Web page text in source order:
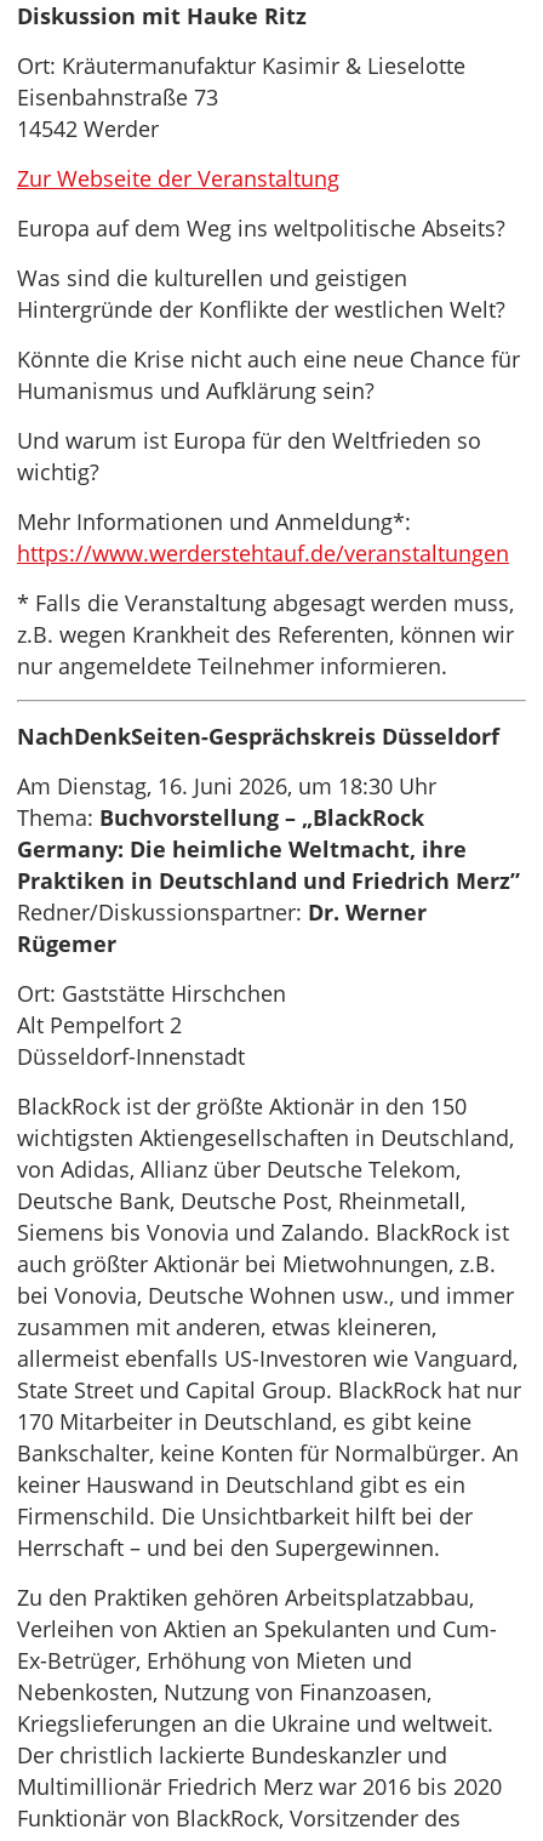
Diskussion mit Hauke Ritz
Ort: Kräutermanufaktur Kasimir & Lieselotte
Eisenbahnstraße 73
14542 Werder
Zur Webseite der Veranstaltung
Europa auf dem Weg ins weltpolitische Abseits?
Was sind die kulturellen und geistigen
Hintergründe der Konflikte der westlichen Welt?
Könnte die Krise nicht auch eine neue Chance für
Humanismus und Aufklärung sein?
Und warum ist Europa für den Weltfrieden so
wichtig?
Mehr Informationen und Anmeldung*:
https://www.werderstehtauf.de/veranstaltungen
* Falls die Veranstaltung abgesagt werden muss,
z.B. wegen Krankheit des Referenten, können wir
nur angemeldete Teilnehmer informieren.
NachDenkSeiten-Gesprächskreis Düsseldorf
Am Dienstag, 16. Juni 2026, um 18:30 Uhr
Thema: Buchvorstellung – „BlackRock
Germany: Die heimliche Weltmacht, ihre
Praktiken in Deutschland und Friedrich Merz”
Redner/Diskussionspartner: Dr. Werner
Rügemer
Ort: Gaststätte Hirschchen
Alt Pempelfort 2
Düsseldorf-Innenstadt
BlackRock ist der größte Aktionär in den 150
wichtigsten Aktiengesellschaften in Deutschland,
von Adidas, Allianz über Deutsche Telekom,
Deutsche Bank, Deutsche Post, Rheinmetall,
Siemens bis Vonovia und Zalando. BlackRock ist
auch größter Aktionär bei Mietwohnungen, z.B.
bei Vonovia, Deutsche Wohnen usw., und immer
zusammen mit anderen, etwas kleineren,
allermeist ebenfalls US-Investoren wie Vanguard,
State Street und Capital Group. BlackRock hat nur
170 Mitarbeiter in Deutschland, es gibt keine
Bankschalter, keine Konten für Normalbürger. An
keiner Hauswand in Deutschland gibt es ein
Firmenschild. Die Unsichtbarkeit hilft bei der
Herrschaft – und bei den Supergewinnen.
Zu den Praktiken gehören Arbeitsplatzabbau,
Verleihen von Aktien an Spekulanten und Cum-
Ex-Betrüger, Erhöhung von Mieten und
Nebenkosten, Nutzung von Finanzoasen,
Kriegslieferungen an die Ukraine und weltweit.
Der christlich lackierte Bundeskanzler und
Multimillionär Friedrich Merz war 2016 bis 2020
Funktionär von BlackRock, Vorsitzender des